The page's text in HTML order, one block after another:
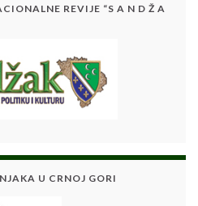
REVIJE “S A N D Ž A
U CRNOJ GORI